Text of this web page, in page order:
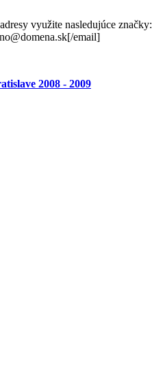
využite nasledujúce značky:
email]
2008 - 2009